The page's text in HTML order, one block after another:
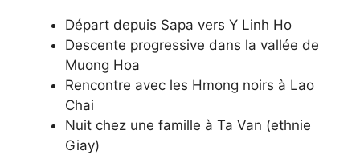
Départ depuis Sapa vers Y Linh Ho
Descente progressive dans la vallée de
Muong Hoa
Rencontre avec les Hmong noirs à Lao
Chai
Nuit chez une famille à Ta Van (ethnie
Giay)